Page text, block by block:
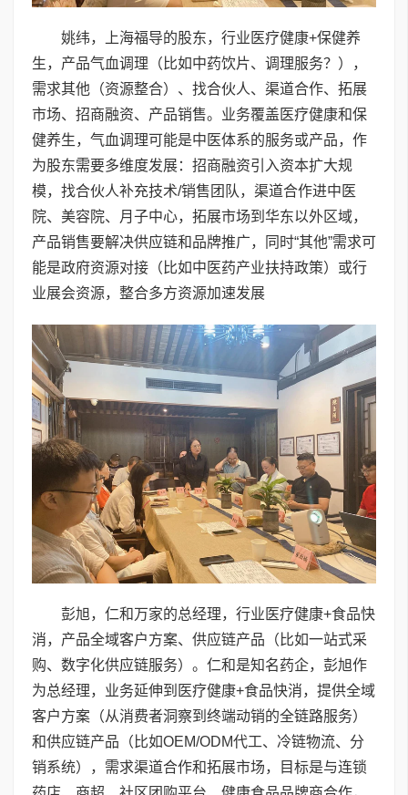
姚纬，上海福导的股东，行业医疗健康+保健养
生，产品气血调理（比如中药饮片、调理服务？），
需求其他（资源整合）、找合伙人、渠道合作、拓展
市场、招商融资、产品销售。业务覆盖医疗健康和保
健养生，气血调理可能是中医体系的服务或产品，作
为股东需要多维度发展：招商融资引入资本扩大规
模，找合伙人补充技术/销售团队，渠道合作进中医
院、美容院、月子中心，拓展市场到华东以外区域，
产品销售要解决供应链和品牌推广，同时“其他”需求可
能是政府资源对接（比如中医药产业扶持政策）或行
业展会资源，整合多方资源加速发展
彭旭，仁和万家的总经理，行业医疗健康+食品快
消，产品全域客户方案、供应链产品（比如一站式采
购、数字化供应链服务）。仁和是知名药企，彭旭作
为总经理，业务延伸到医疗健康+食品快消，提供全域
客户方案（从消费者洞察到终端动销的全链路服务）
和供应链产品（比如OEM/ODM代工、冷链物流、分
销系统），需求渠道合作和拓展市场，目标是与连锁